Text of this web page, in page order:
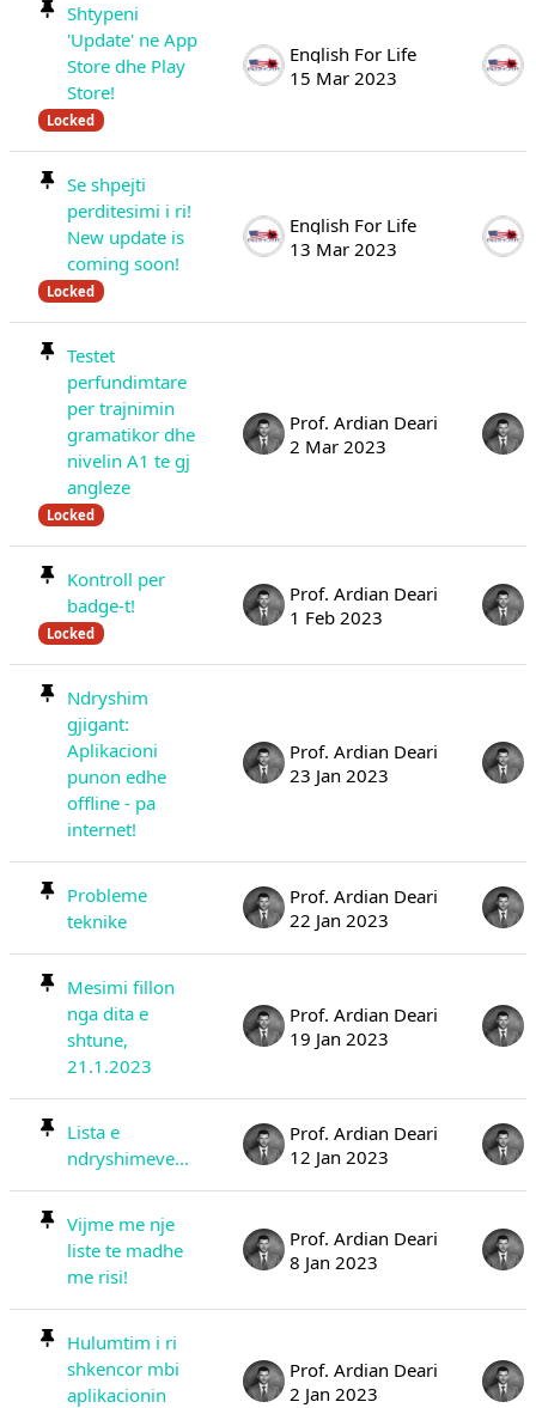
Shtypeni
'Update' ne App
Store dhe Play
Store!
Locked
English For Life
15 Mar 2023
Se shpejti
perditesimi i ri!
New update is
coming soon!
Locked
English For Life
13 Mar 2023
Testet
perfundimtare
per trajnimin
gramatikor dhe
nivelin A1 te gj
angleze
Locked
Prof. Ardian Deari
2 Mar 2023
Kontroll per
badge-t!
Locked
Prof. Ardian Deari
1 Feb 2023
Ndryshim
gjigant:
Aplikacioni
punon edhe
offline - pa
internet!
Prof. Ardian Deari
23 Jan 2023
Probleme
teknike
Prof. Ardian Deari
22 Jan 2023
Mesimi fillon
nga dita e
shtune,
21.1.2023
Prof. Ardian Deari
19 Jan 2023
Lista e
ndryshimeve...
Prof. Ardian Deari
12 Jan 2023
Vijme me nje
liste te madhe
me risi!
Prof. Ardian Deari
8 Jan 2023
Hulumtim i ri
shkencor mbi
aplikacionin
Prof. Ardian Deari
2 Jan 2023